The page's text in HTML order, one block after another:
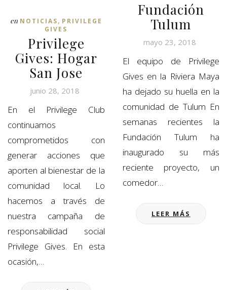
en NOTICIAS, PRIVILEGE
GIVES
Privilege
Gives: Hogar
San Jose
junio 28, 2018
En el Privilege Club
continuamos
comprometidos con
generar acciones que
aporten al bienestar de la
comunidad local. Lo
hacemos a través de
nuestra campaña de
responsabilidad social
Privilege Gives. En esta
ocasión,…
Fundación
Tulum
mayo 23, 2018
El equipo de Privilege
Gives en la Riviera Maya
ha dejado su huella en la
comunidad de Tulum En
semanas recientes la
Fundación Tulum ha
inaugurado su más
reciente proyecto, un
comedor…
LEER MÁS